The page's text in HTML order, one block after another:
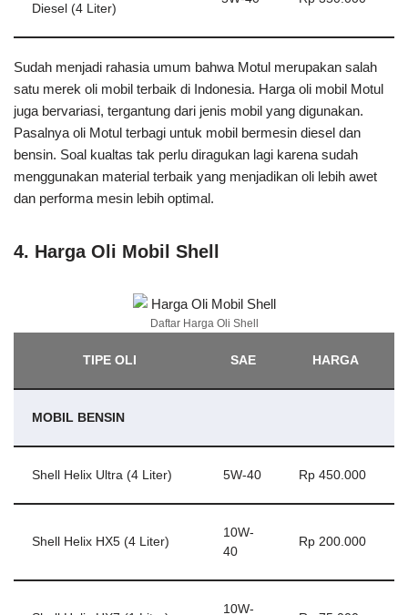
Diesel (4 Liter)
Sudah menjadi rahasia umum bahwa Motul merupakan salah
satu merek oli mobil terbaik di Indonesia. Harga oli mobil Motul
juga bervariasi, tergantung dari jenis mobil yang digunakan.
Pasalnya oli Motul terbagi untuk mobil bermesin diesel dan
bensin. Soal kualtas tak perlu diragukan lagi karena sudah
menggunakan material terbaik yang menjadikan oli lebih awet
dan performa mesin lebih optimal.
4. Harga Oli Mobil Shell
Daftar Harga Oli Shell
TIPE OLI SAE HARGA
MOBIL BENSIN
Shell Helix Ultra (4 Liter) 5W-40 Rp 450.000
Shell Helix HX5 (4 Liter)
10W-
40
Rp 200.000
10W-